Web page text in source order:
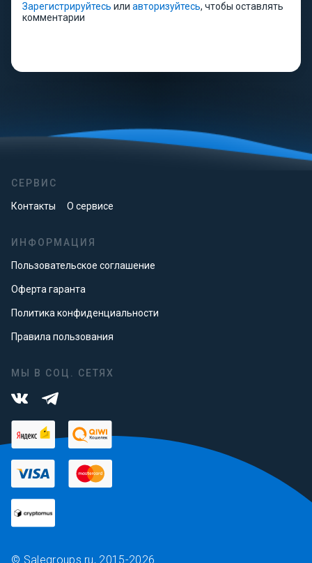
Зарегистрируйтесь или авторизуйтесь, чтобы оставлять
комментарии
СЕРВИС
Контакты О сервисе
ИНФОРМАЦИЯ
Пользовательское соглашение
Оферта гаранта
Политика конфиденциальности
Правила пользования
МЫ В СОЦ. СЕТЯХ
© Salegroups.ru, 2015-2026